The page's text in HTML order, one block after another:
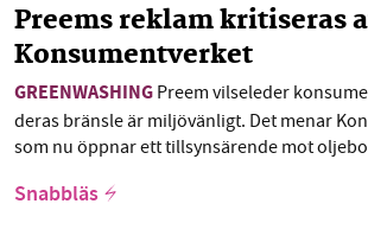
Preems reklam kritiseras
Konsumentverket
GREENWASHING Preem vilseleder
deras bränsle är miljövänligt. Det menar
som nu öppnar ett tillsynsärende mot
Snabbläs